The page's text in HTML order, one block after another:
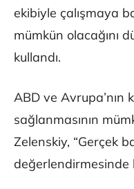
ekibiyle çalışmaya
mümkün olacağını
kullandı.
ABD ve Avrupa’nın
sağlanmasının
Zelenskiy, “Gerçek
değerlendirmesinde